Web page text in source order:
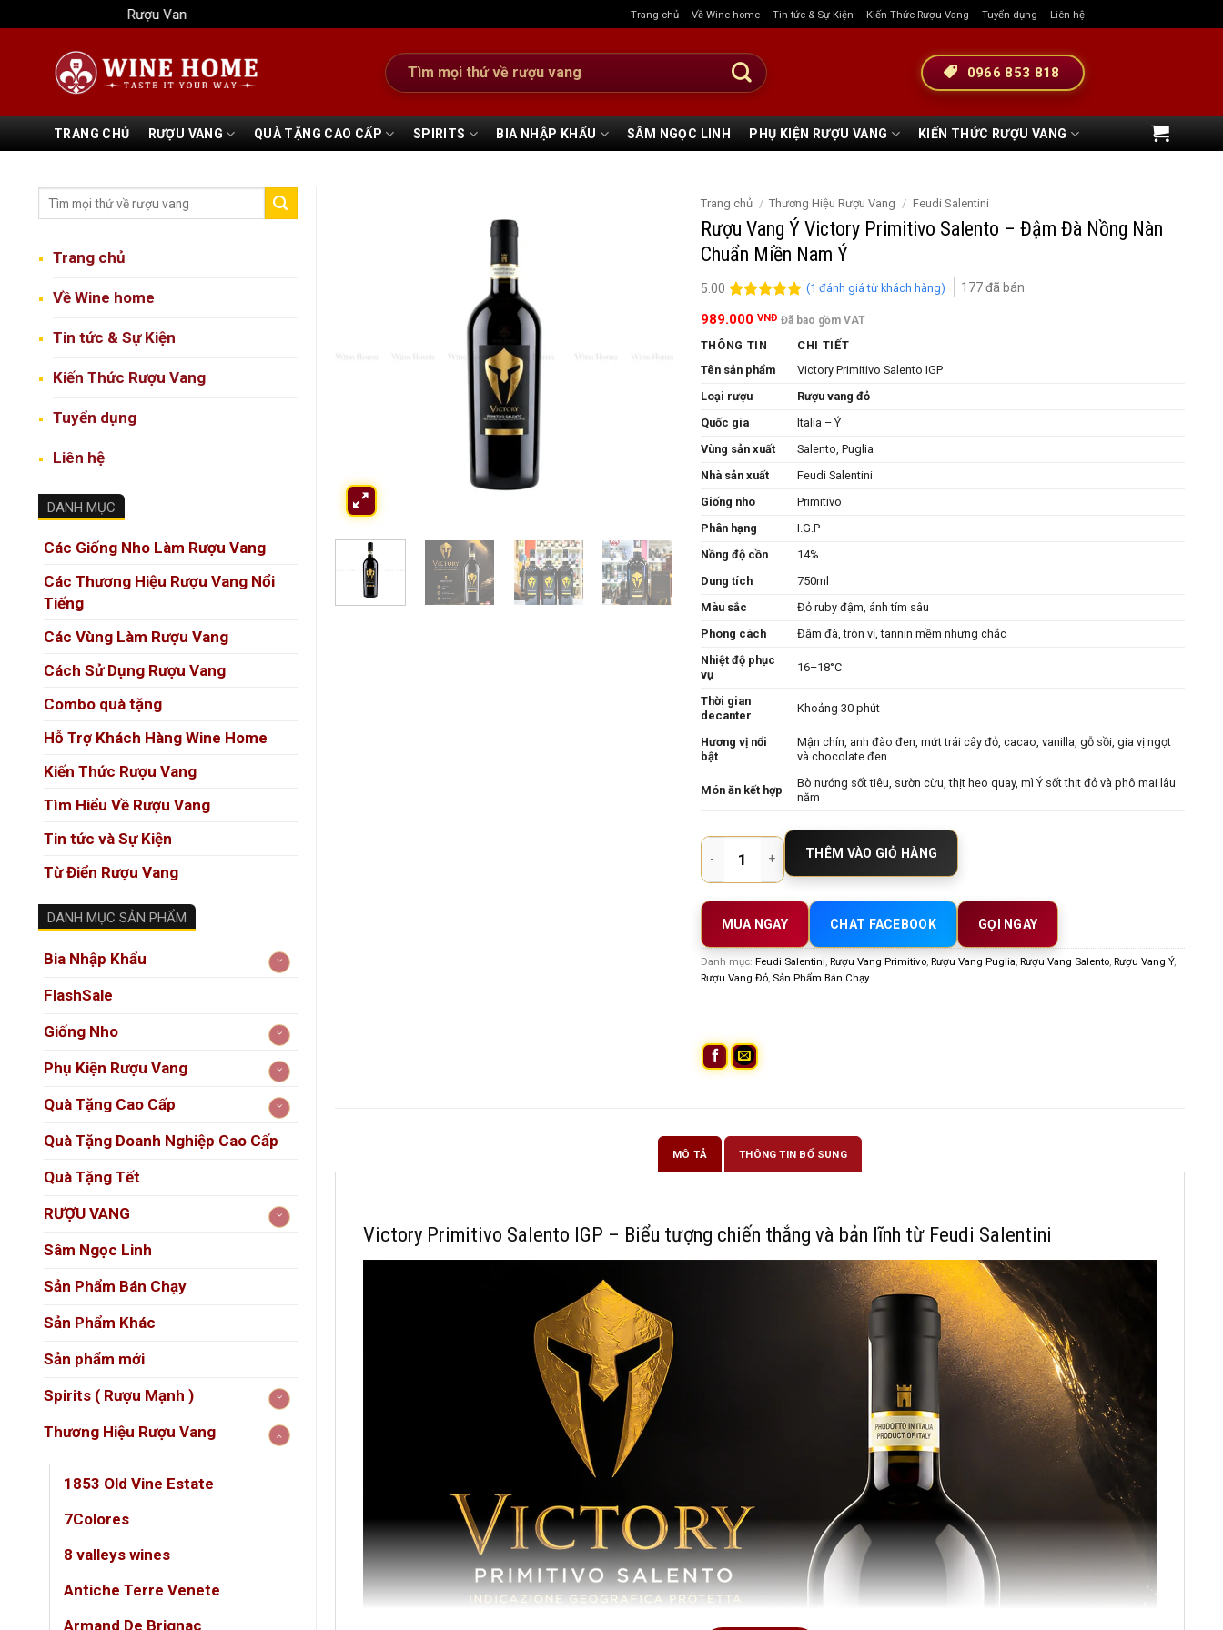
qua
Rượu Vang Wine Home Trang chủ Về Wine home Tin tức & Sự Kiện Kiến Thức Rượu Vang Tuyển dụng Liên hệ
Tìm
kiếm:
0966 853 818
TRANG CHỦ RƯỢU VANG QUÀ TẶNG CAO CẤP SPIRITS BIA NHẬP KHẨU SÂM NGỌC LINH PHỤ KIỆN RƯỢU VANG KIẾN THỨC RƯỢU VANG
Trang chủ
Về Wine home
Tin tức & Sự Kiện
Kiến Thức Rượu Vang
Tuyển dụng
Liên hệ
DANH MỤC
Các Giống Nho Làm Rượu Vang
Các Thương Hiệu Rượu Vang Nổi
Tiếng
Các Vùng Làm Rượu Vang
Cách Sử Dụng Rượu Vang
Combo quà tặng
Hỗ Trợ Khách Hàng Wine Home
Kiến Thức Rượu Vang
Tìm Hiểu Về Rượu Vang
Tin tức và Sự Kiện
Từ Điển Rượu Vang
DANH MỤC SẢN PHẨM
Bia Nhập Khẩu
FlashSale
Giống Nho
Phụ Kiện Rượu Vang
Quà Tặng Cao Cấp
Quà Tặng Doanh Nghiệp Cao Cấp
Quà Tặng Tết
RƯỢU VANG
Sâm Ngọc Linh
Sản Phẩm Bán Chạy
Sản Phẩm Khác
Sản phẩm mới
Spirits ( Rượu Mạnh )
Thương Hiệu Rượu Vang
1853 Old Vine Estate
7Colores
8 valleys wines
Antiche Terre Venete
Armand De Brignac
Trang chủ / Thương Hiệu Rượu Vang / Feudi Salentini
Rượu Vang Ý Victory Primitivo Salento – Đậm Đà Nồng Nàn
Chuẩn Miền Nam Ý
5.00
đánh giá
(1 đánh giá từ khách hàng) 177đã bán
989.000 VNĐ Đã bao gồm VAT
THÔNG TIN
CHI TIẾT
Tên sản phẩm
Victory Primitivo Salento IGP
Loại rượu
Rượu vang đỏ
Quốc gia
Italia – Ý
Vùng sản xuất
Salento, Puglia
Nhà sản xuất
Feudi Salentini
Giống nho
Primitivo
Phân hạng
I.G.P
Nồng độ cồn
14%
Dung tích
750ml
Màu sắc
Đỏ ruby đậm, ánh tím sâu
Phong cách
Đậm đà, tròn vị, tannin mềm nhưng chắc
Nhiệt độ phục
vụ
16–18°C
Thời gian
decanter
Khoảng 30 phút
Hương vị nổi
bật
Mận chín, anh đào đen, mứt trái cây đỏ, cacao, vanilla, gỗ sồi, gia vị ngọt
và chocolate đen
Món ăn kết hợp
Bò nướng sốt tiêu, sườn cừu, thịt heo quay, mì Ý sốt thịt đỏ và phô mai lâu
năm
Rượu Vang Ý Victory Primitivo Salento – Đậm Đà Nồng Nàn Chuẩn Miền Nam Ý số lượng
THÊM VÀO GIỎ HÀNG
MUA NGAY CHAT FACEBOOK GỌI NGAY
Danh mục: Feudi Salentini Rượu Vang Primitivo, Rượu Vang Puglia Rượu Vang Salento, Rượu Vang Ý,
Rượu Vang Đỏ, Sản Phẩm Bán Chạy
MÔ TẢ THÔNG TIN BỔ SUNG
Victory Primitivo Salento IGP – Biểu tượng chiến thắng và bản lĩnh từ Feudi Salentini